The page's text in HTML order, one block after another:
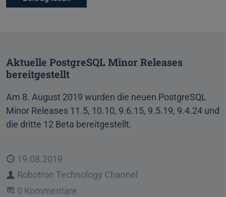
Aktuelle PostgreSQL Minor Releases
bereitgestellt
Am 8. August 2019 wurden die neuen PostgreSQL
Minor Releases 11.5, 10.10, 9.6.15, 9.5.19, 9.4.24 und
die dritte 12 Beta bereitgestellt.
Veröffentlicht
19.08.2019
Autor
Robotron Technology Channel
Beginne eine Unterhaltung
0 Kommentare